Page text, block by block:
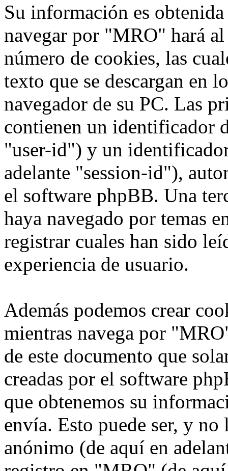
Su información es
navegar por "MRO" hará
número de cookies, las
texto que se descargan en
navegador de su PC. Las
contienen un identificador
"user-id") y un
adelante "session-id"),
el software phpBB. Una
haya navegado por temas
registrar cuales han sido
experiencia de usuario.
Además podemos crear
mientras navega por
de este documento que
creadas por el software
que obtenemos su
envía. Esto puede ser, y
anónimo (de aquí en